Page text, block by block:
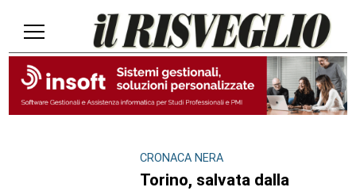
CRONACA NERA
Torino, salvata dalla